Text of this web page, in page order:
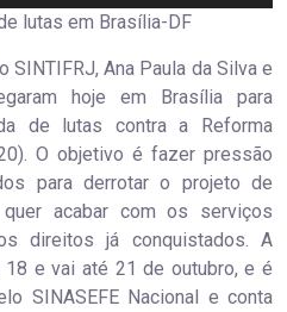
lutas em Brasília-DF
Ana Paula da Silva e
hoje em Brasília para
de lutas contra a Reforma
O objetivo é fazer pressão
para derrotar o projeto de
acabar com os serviços
direitos já conquistados. A
e vai até 21 de outubro, e é
SINASEFE Nacional e conta